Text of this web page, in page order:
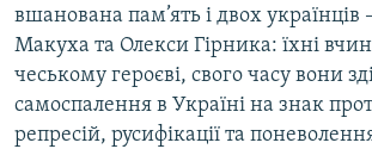
вшанована пам’ять і двох українців
Макуха та Олекси Гірника: їхні
чеському героєві, свого часу вони
самоспалення в Україні на знак
репресій, русифікації та